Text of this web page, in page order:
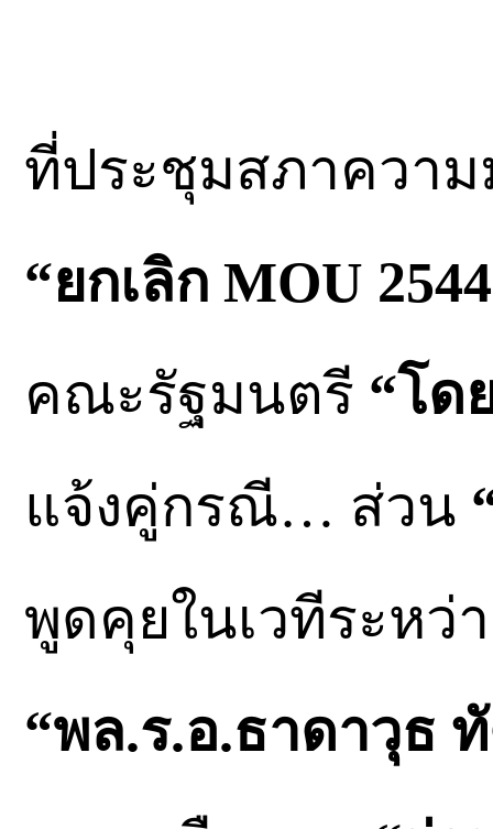
ที่ประชุมสภาควา
“ยกเลิก MOU
คณะรัฐมนตรี “โด
แจ้งคู่กรณี… ส่วน
พูดคุยในเวทีระหว่
“พล.ร.อ.ธาดาวุธ